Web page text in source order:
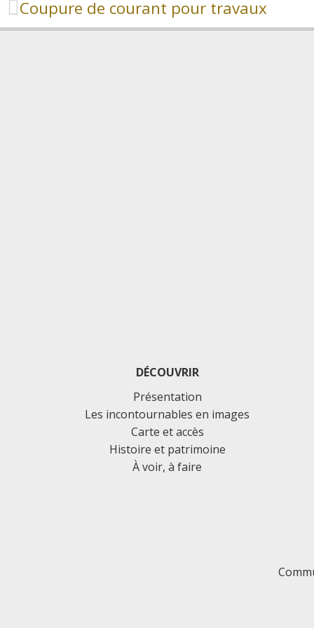
Coupure de courant pour travaux
DÉCOUVRIR
Présentation
Les incontournables en images
Carte et accès
Histoire et patrimoine
À voir, à faire